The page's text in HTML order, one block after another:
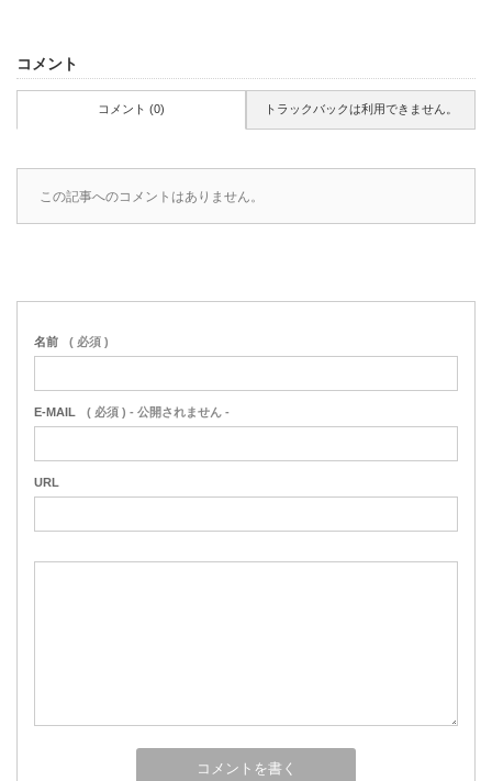
コメント
コメント (0) トラックバックは利用できません。
この記事へのコメントはありません。
名前 ( 必須 )
E-MAIL ( 必須 ) - 公開されません -
URL